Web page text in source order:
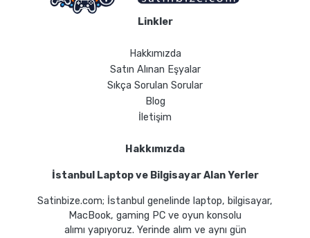
Linkler
Hakkımızda
Satın Alınan Eşyalar
Sıkça Sorulan Sorular
Blog
İletişim
Hakkımızda
İstanbul Laptop ve Bilgisayar Alan Yerler
Satinbize.com; İstanbul genelinde laptop, bilgisayar,
MacBook, gaming PC ve oyun konsolu
alımı yapıyoruz. Yerinde alım ve aynı gün